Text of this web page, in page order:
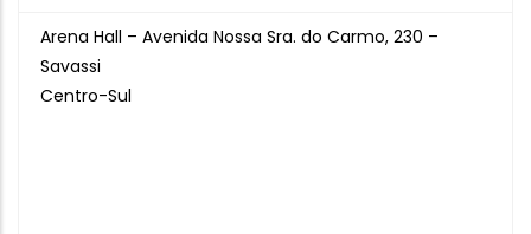
Arena Hall – Avenida Nossa Sra. do Carmo, 230 –
Savassi
Centro-Sul